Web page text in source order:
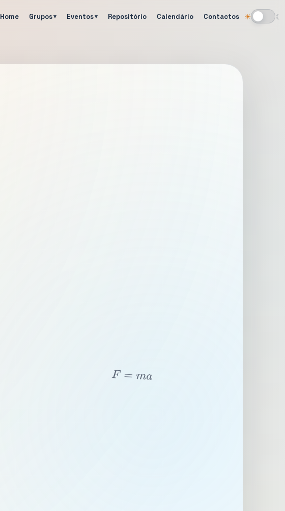
Home Grupos Eventos Repositório Calendário Contactos ☀ ☾
Alternar tema
F =ma